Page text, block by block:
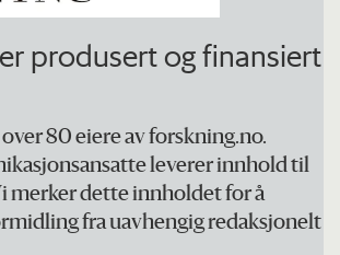
produsert og finansiert
80 eiere av forskning.no.
leverer innhold til
merker dette innholdet for å
fra uavhengig redaksjonelt